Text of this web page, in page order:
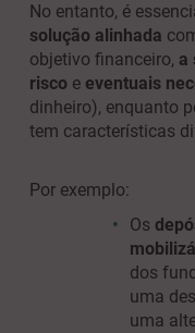
No entanto, é
solução alinhada
objetivo financeiro, a
risco e eventuais
dinheiro), enquanto
tem características
Por exemplo:
Os
dos
uma
uma